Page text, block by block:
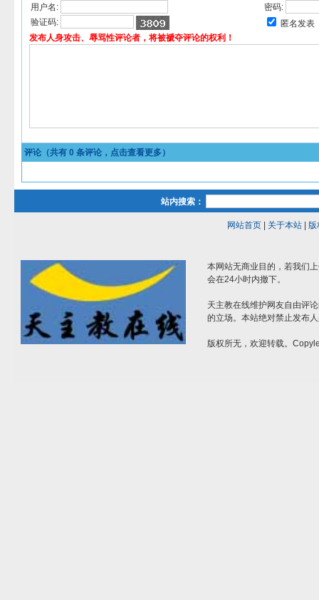
用户名:
密码:
验证码:
匿名发表
发布人身攻击、辱骂性评论者，将被褫夺评论的权利！
评论（共有 0 条评论，点击查看更多）
站内搜索：
网站首页| 关于本站| 版
本网站无商业目的，若我们
会在24小时内撤下。
天主教在线维护网友自由评
的立场。本站绝对禁止发布
版权所无，欢迎转载。